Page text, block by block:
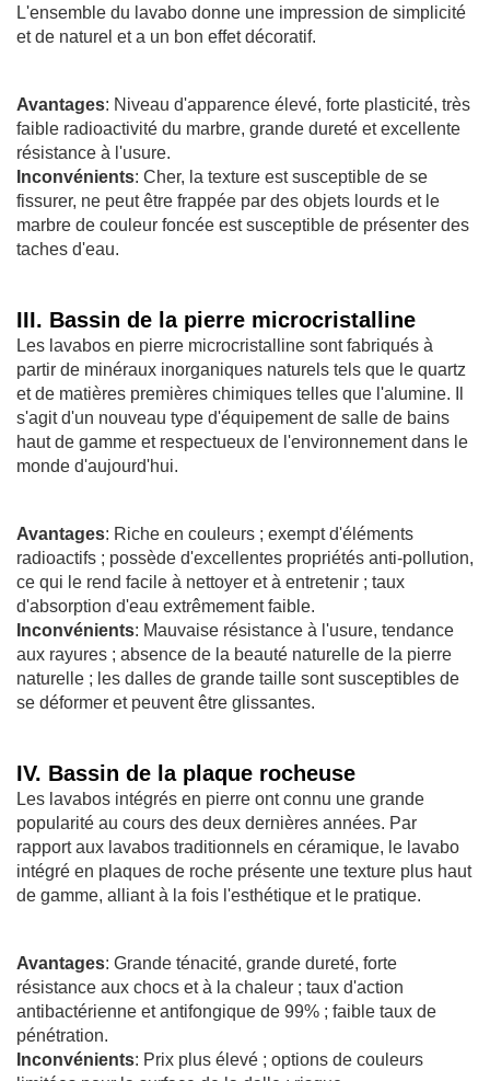
L'ensemble du lavabo donne une impression de simplicité
et de naturel et a un bon effet décoratif.
Avantages: Niveau d'apparence élevé, forte plasticité, très
faible radioactivité du marbre, grande dureté et excellente
résistance à l'usure.
Inconvénients: Cher, la texture est susceptible de se
fissurer, ne peut être frappée par des objets lourds et le
marbre de couleur foncée est susceptible de présenter des
taches d'eau.
III. Bassin de la pierre microcristalline
Les lavabos en pierre microcristalline sont fabriqués à
partir de minéraux inorganiques naturels tels que le quartz
et de matières premières chimiques telles que l'alumine. Il
s'agit d'un nouveau type d'équipement de salle de bains
haut de gamme et respectueux de l'environnement dans le
monde d'aujourd'hui.
Avantages: Riche en couleurs ; exempt d'éléments
radioactifs ; possède d'excellentes propriétés anti-pollution,
ce qui le rend facile à nettoyer et à entretenir ; taux
d'absorption d'eau extrêmement faible.
Inconvénients: Mauvaise résistance à l'usure, tendance
aux rayures ; absence de la beauté naturelle de la pierre
naturelle ; les dalles de grande taille sont susceptibles de
se déformer et peuvent être glissantes.
IV. Bassin de la plaque rocheuse
Les lavabos intégrés en pierre ont connu une grande
popularité au cours des deux dernières années. Par
rapport aux lavabos traditionnels en céramique, le lavabo
intégré en plaques de roche présente une texture plus haut
de gamme, alliant à la fois l'esthétique et le pratique.
Avantages: Grande ténacité, grande dureté, forte
résistance aux chocs et à la chaleur ; taux d'action
antibactérienne et antifongique de 99% ; faible taux de
pénétration.
Inconvénients: Prix plus élevé ; options de couleurs